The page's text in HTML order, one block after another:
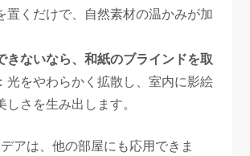
置くだけで、自然素材の温かみが加
きないなら、和紙のブラインドを取
：光をやわらかく拡散し、室内に影絵
しさを生み出します。
アは、他の部屋にも応用できま